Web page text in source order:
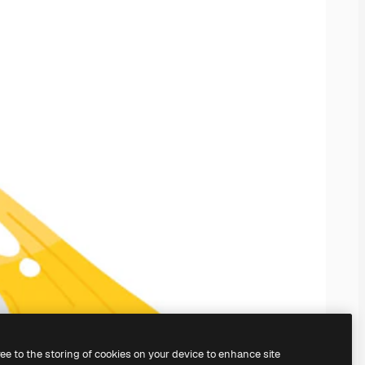
to the storing of cookies on your device to enhance site